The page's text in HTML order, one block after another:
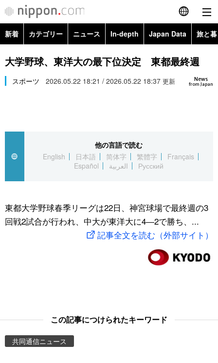
English
简体字
繁體字
العربية
社会
スポーツ・東京2020
旅と暮らし
Images
新着 カテゴリー ニュース In-depth Japan Data 旅と
政治・外交
経済・ビジネス
社会
文化
科学・技術
暮らし
Topics
Images
お知らせ
大学野球、東洋大の最下位決定 東都最終週
News
from Japan
スポーツ 2026.05.22 18:21 / 2026.05.22 18:37 更新
他の言語で読む
English
日本語 简体字 繁體字
Français
Español
العربية Русский
東都大学野球春季リーグは22日、神宮球場で最終週の3
回戦2試合が行われ、中大が東洋大に4―2で勝ち、...
記事全文を読む（外部サイト）
この記事につけられたキーワード
共同通信ニュース